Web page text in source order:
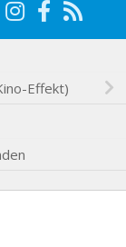
Effekt)